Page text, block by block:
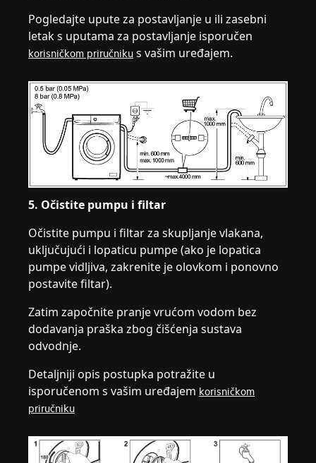
Pogledajte upute za postavljanje u ili zasebni
letak s uputama za postavljanje isporučen
korisničkom priručniku s vašim uređajem.
5. Očistite pumpu i filtar
Očistite pumpu i filtar za skupljanje vlakana,
uključujući i lopaticu pumpe (ako je lopatica
pumpe vidljiva, zakrenite je olovkom i ponovno
postavite filtar).
Zatim započnite pranje vrućom vodom bez
dodavanja praška zbog čišćenja sustava
odvodnje.
Detaljniji opis postupka potražite u
isporučenom s vašim uređajem korisničkom
priručniku